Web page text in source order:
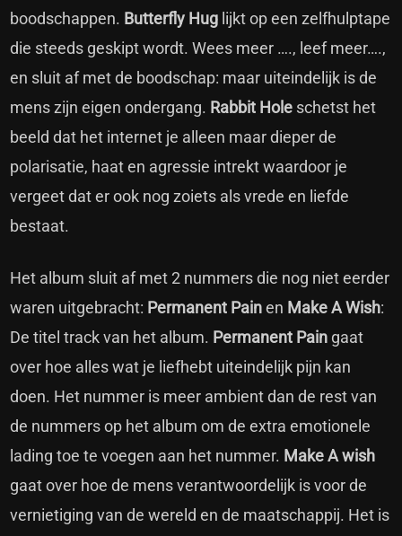
boodschappen. Butterfly Hug lijkt op een zelfhulptape
die steeds geskipt wordt. Wees meer …., leef meer….,
en sluit af met de boodschap: maar uiteindelijk is de
mens zijn eigen ondergang. Rabbit Hole schetst het
beeld dat het internet je alleen maar dieper de
polarisatie, haat en agressie intrekt waardoor je
vergeet dat er ook nog zoiets als vrede en liefde
bestaat.
Het album sluit af met 2 nummers die nog niet eerder
waren uitgebracht: Permanent Painen Make A Wish:
De titel track van het album. Permanent Pain gaat
over hoe alles wat je liefhebt uiteindelijk pijn kan
doen. Het nummer is meer ambient dan de rest van
de nummers op het album om de extra emotionele
lading toe te voegen aan het nummer. Make A wish
gaat over hoe de mens verantwoordelijk is voor de
vernietiging van de wereld en de maatschappij. Het is